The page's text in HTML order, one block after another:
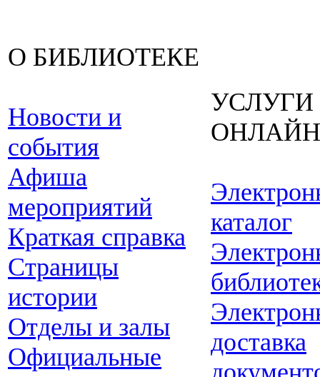
О БИБЛИОТЕКЕ
Новости и
события
Афиша
мероприятий
Краткая справка
Страницы
истории
Отделы и залы
Официальные
УСЛУГИ
ОНЛАЙН
каталог
доставка